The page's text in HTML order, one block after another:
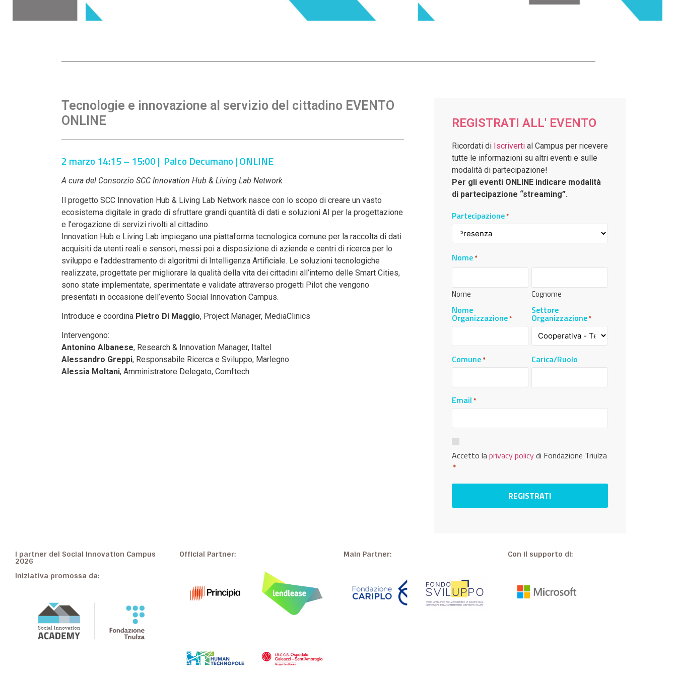
Tecnologie e innovazione al servizio del cittadino EVENTO
ONLINE
2 marzo 14:15 – 15:00 | Palco Decumano | ONLINE
A cura del Consorzio SCC Innovation Hub & Living Lab Network
Il progetto SCC Innovation Hub & Living Lab Network nasce con lo scopo di creare un vasto
ecosistema digitale in grado di sfruttare grandi quantità di dati e soluzioni AI per la progettazione
e l’erogazione di servizi rivolti al cittadino.
Innovation Hub e Living Lab impiegano una piattaforma tecnologica comune per la raccolta di dati
acquisiti da utenti reali e sensori, messi poi a disposizione di aziende e centri di ricerca per lo
sviluppo e l’addestramento di algoritmi di Intelligenza Artificiale. Le soluzioni tecnologiche
realizzate, progettate per migliorare la qualità della vita dei cittadini all’interno delle Smart Cities,
sono state implementate, sperimentate e validate attraverso progetti Pilot che vengono
presentati in occasione dell’evento Social Innovation Campus.
Introduce e coordina Pietro Di Maggio, Project Manager, MediaClinics
Intervengono:
Antonino Albanese, Research & Innovation Manager, Italtel
Alessandro Greppi, Responsabile Ricerca e Sviluppo, Marlegno
Alessia Moltani, Amministratore Delegato, Comftech
REGISTRATI ALL' EVENTO
Ricordati di Iscrivertial Campus per ricevere
tutte le informazioni su altri eventi e sulle
modalità di partecipazione!
Per gli eventi ONLINE indicare modalità
di partecipazione “streaming”.
Partecipazione*
Nome*
Nome Cognome
Nome
Organizzazione*
Settore
Organizzazione*
Comune* Carica/Ruolo
Email *
Consenso
Privacy
*
Accetto laprivacy policydi Fondazione Triulza
*
I partner del Social Innovation Campus
2026
Iniziativa promossa da:
Official Partner: Main Partner: Con il supporto di: